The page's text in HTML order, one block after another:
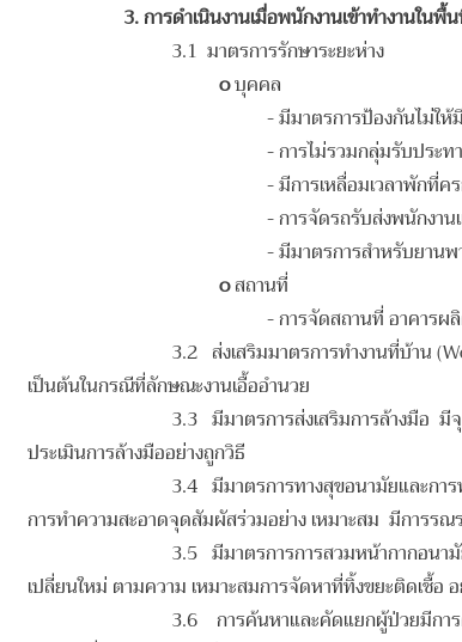
3.การดำเนินงานเมื่อพนักงานเข้าทำงานใน
3.1 มาตรการรักษาระยะห่าง
oบุคคล
- มีมาตรการป้องกันไม่ใ
- การไม่รวมกลุ่มรับประ
- มีการเหลื่อมเวลาพักที่ค
- การจัดรถรับส่งพนักงา
- มีมาตรการสำหรับยาน
oสถานที่
- การจัดสถานที่ อาคารผ
3.2 ส่งเสริมมาตรการทำงานที่บ้าน
เป็นต้นในกรณีที่ลักษณะงานเอื้ออำนวย
3.3 มีมาตรการส่งเสริมการล้างมือ
ประเมินการล้างมืออย่างถูกวิธี
3.4 มีมาตรการทางสุขอนามัยและกา
การทำความสะอาดจุดสัมผัสร่วมอย่าง เหมาะสม มีการร
3.5 มีมาตรการการสวมหน้ากากอนา
เปลี่ยนใหม่ ตามความ เหมาะสมการจัดหาที่ทิ้งขยะติดเชื้อ
3.6 การค้นหาและคัดแยกผู้ป่วยมีการ